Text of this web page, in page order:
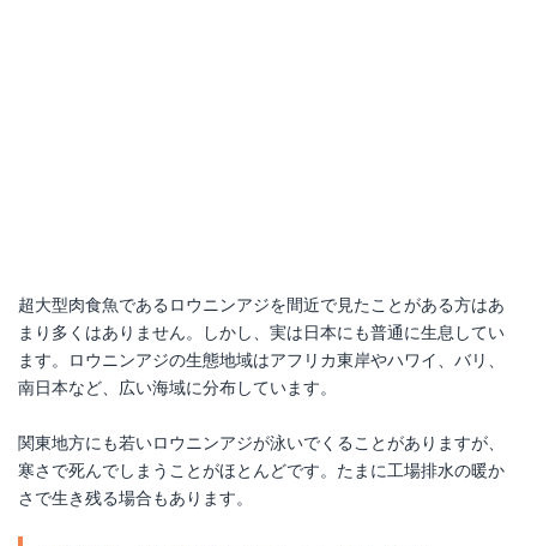
超大型肉食魚であるロウニンアジを間近で見たことがある方はあ
まり多くはありません。しかし、実は日本にも普通に生息してい
ます。ロウニンアジの生態地域はアフリカ東岸やハワイ、バリ、
南日本など、広い海域に分布しています。
関東地方にも若いロウニンアジが泳いでくることがありますが、
寒さで死んでしまうことがほとんどです。たまに工場排水の暖か
さで生き残る場合もあります。